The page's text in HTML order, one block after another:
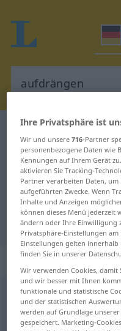
Deutsch-
Deutsch-
Übersetzung
"aufdrängen"
Übersetzung
aufdrängen
Übersicht aller
Ihre Privatsphäre ist
Wir und unsere716-Partner
personenbezogene Daten wie
Kennungen auf Ihrem Gerät
aktivieren Sie Tracking-
Partner verarbeiten Daten,
aufgeführten Zwecke. Wenn
Inhalte und Anzeigen
können dieses Menü jederzeit
ändern oder Ihre Einwilligung
Privatsphäre-Einstellungen
Einstellungen gelten
finden Sie in unserer
Wir verwenden Cookies, damit
und wir besser mit Ihnen
funktionale und statistische
und der statistischen
werden auf Grundlage
gespeichert. Marketing-